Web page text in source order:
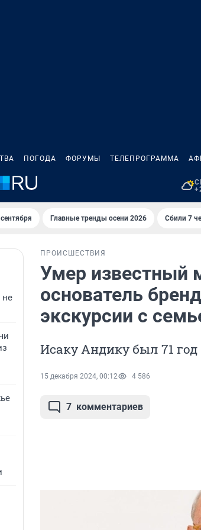
ПОГОДА ФОРУМЫ ТЕЛЕПРОГРАММА
Главные тренды осени 2026 Сбили 7
не
ПРОИСШЕСТВИЯ
Умер известный
основатель
экскурсии с
Исаку Андику был 71 год
15 декабря 2024, 00:12 4 586
7 комментариев